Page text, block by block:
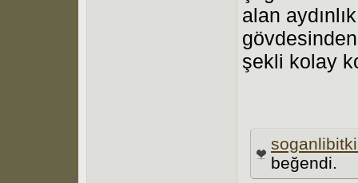
alan
şekli kolay
beğendi.